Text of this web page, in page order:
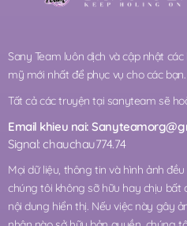
Sany Team luôn dịch và cập nhật
mỹ mới nhất để phục vụ cho các bạn.
Tất cả các truyện tại sanyteam sẽ
Email khieu nai:
Signal: chauchau774.74
Mọi dữ liệu, thông tin và hình ảnh
chúng tôi không sỡ hữu hay chịu bất
nội dung hiển thị. Nếu việc này gây